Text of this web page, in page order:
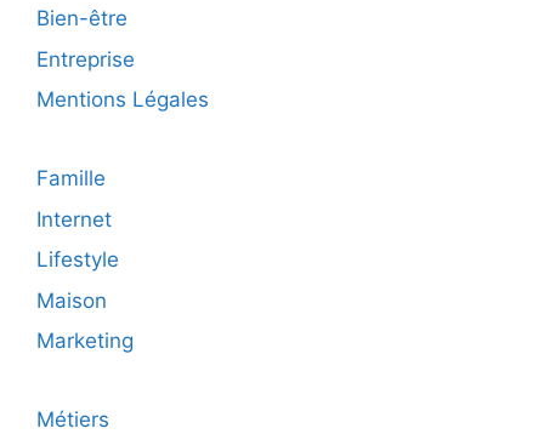
Bien-être
Entreprise
Mentions Légales
Famille
Internet
Lifestyle
Maison
Marketing
Métiers